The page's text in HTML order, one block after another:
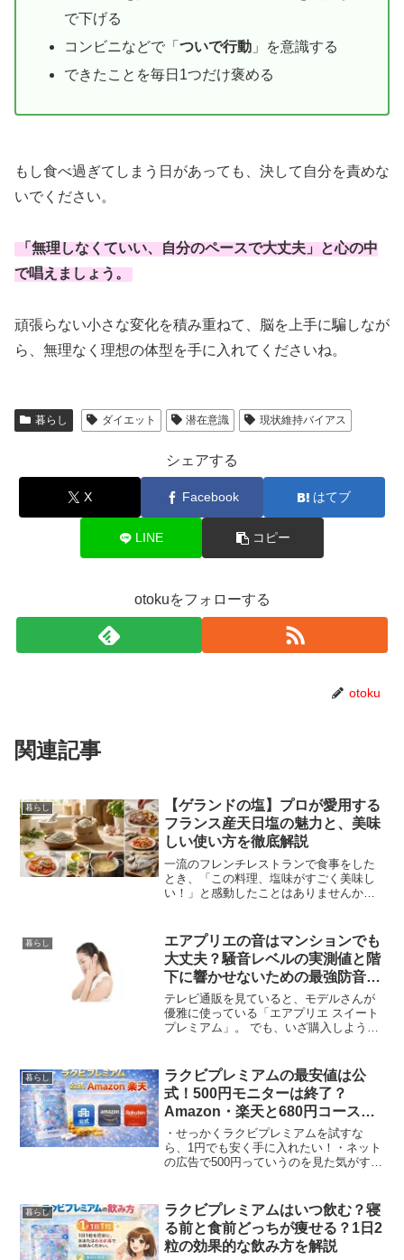
で下げる
コンビニなどで「ついで行動 」を意識する
できたことを毎日1つだけ褒める
もし食べ過ぎてしまう日があっても、決して自分を責めな
いでください。
「無理しなくていい、自分のペースで大丈夫 」と心の中
で唱えましょう。
頑張らない小さな変化を積み重ねて、脳を上手に騙しなが
ら、無理なく理想の体型を手に入れてくださいね。
暮らし ダイエット 潜在意識 現状維持バイアス
シェアする
X Facebook はてブ
LINE コピー
otokuをフォローする
otoku
関連記事
暮らし
【ゲランドの塩】プロが愛用する
フランス産天日塩の魅力と、美味
しい使い方を徹底解説
一流のフレンチレストランで食事をした
とき、「この料理、塩味がすごく美味し
い！」と感動したことはありませんか？
シェフから「魔法の塩」として愛される
この塩ですが、実は特別な...
暮らし
エアプリエの音はマンションでも
大丈夫？騒音レベルの実測値と階
下に響かせないための最強防音対
策
テレビ通販を見ていると、モデルさんが
優雅に使っている「エアプリエ スイート
プレミアム」。 でも、いざ購入しようと
いんじゃ…？・下の階の人から苦情が来
たらどうしよう！結論...
暮らし
ラクビプレミアムの最安値は公
式！500円モニターは終了？
Amazon・楽天と680円コースを
比較
・せっかくラクビプレミアムを試すな
ら、1円でも安く手に入れたい！・ネット
の広告で500円っていうのを見た気がする
ストを抑えたいと思うのは当然です。し
かし、検索してみると...
暮らし
ラクビプレミアムはいつ飲む？寝
る前と食前どっちが痩せる？1日2
粒の効果的な飲み方を解説